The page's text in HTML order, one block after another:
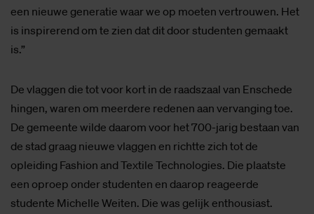
een nieuwe generatie waar we op moeten vertrouwen. Het
is inspirerend om te zien dat dit door studenten gemaakt
is.”
De vlaggen die tot voor kort in de raadszaal van Enschede
hingen, waren om meerdere redenen aan vervanging toe.
De gemeente wilde daarom voor het 700-jarig bestaan van
de stad graag nieuwe vlaggen en richtte zich tot de
opleiding Fashion and Textile Technologies. Die plaatste
een oproep onder studenten en daarop reageerde
studente Michelle Weiten. Die was gelijk enthousiast.